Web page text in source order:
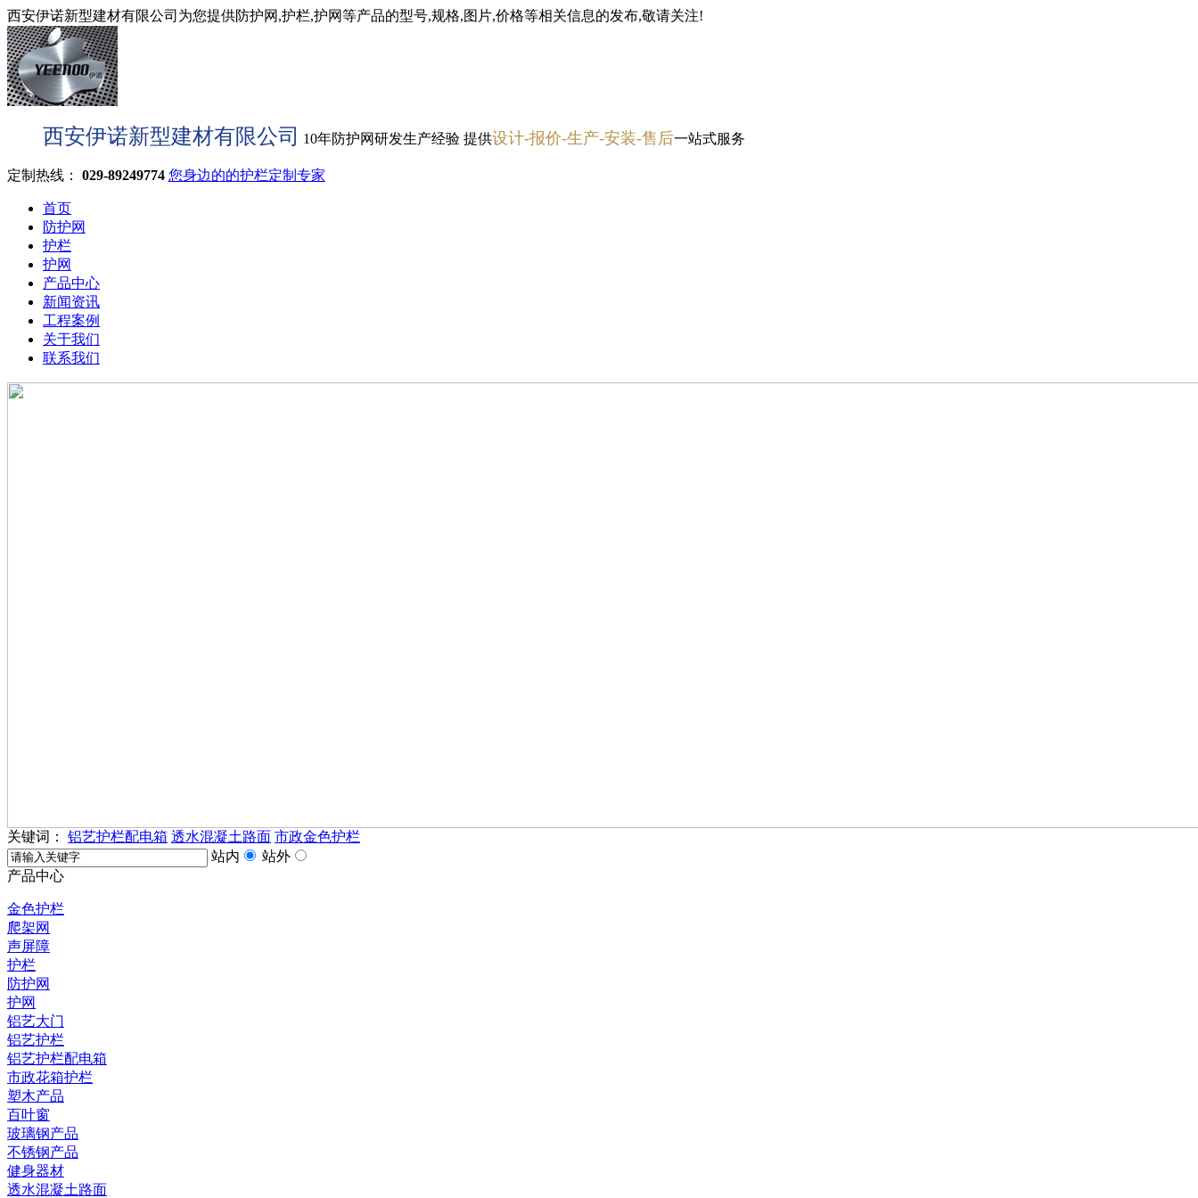
西安伊诺新型建材有限公司为您提供防护网,护栏,护网等产品的型号,规格,图片,价格等相关信息的发布,敬请关注!
西安伊诺新型建材有限公司 10年防护网研发生产经验 提供设计-报价-生产-安装-售后一站式服务
定制热线： 029-89249774 您身边的的护栏定制专家
首页
防护网
护栏
护网
产品中心
新闻资讯
工程案例
关于我们
联系我们
关键词： 铝艺护栏配电箱 透水混凝土路面 市政金色护栏
站内
站外
产品中心
金色护栏
爬架网
声屏障
护栏
防护网
护网
铝艺大门
铝艺护栏
铝艺护栏配电箱
市政花箱护栏
塑木产品
百叶窗
玻璃钢产品
不锈钢产品
健身器材
透水混凝土路面